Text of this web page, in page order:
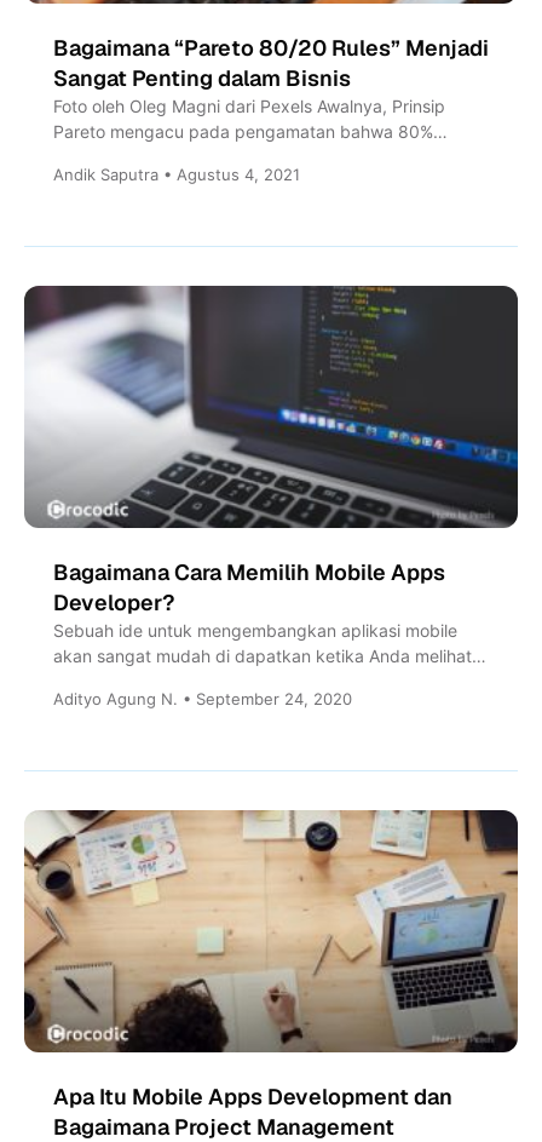
Bagaimana “Pareto 80/20 Rules” Menjadi
Sangat Penting dalam Bisnis
Foto oleh Oleg Magni dari Pexels Awalnya, Prinsip
Pareto mengacu pada pengamatan bahwa 80%
Andik Saputra • Agustus 4, 2021
Bagaimana Cara Memilih Mobile Apps
Developer?
Sebuah ide untuk mengembangkan aplikasi mobile
akan sangat mudah di dapatkan ketika Anda melihat
Adityo Agung N. • September 24, 2020
Apa Itu Mobile Apps Development dan
Bagaimana Project Management